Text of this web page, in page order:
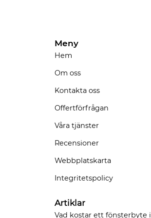
Meny
Hem
Om oss
Kontakta oss
Offertförfrågan
Våra tjänster
Recensioner
Webbplatskarta
Integritetspolicy
Artiklar
Vad kostar ett fönsterbyte i